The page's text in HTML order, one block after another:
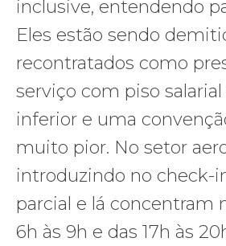
inclusive, entendendo
Eles estão sendo
recontratados como
serviço com piso
inferior e uma
muito pior. No setor
introduzindo no check-
parcial e lá concentram
6h às 9h e das 17h às